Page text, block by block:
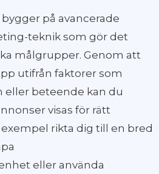
på avancerade
teknik som gör det
målgrupper. Genom att
utifrån faktorer som
eller beteende kan du
visas för rätt
rikta dig till en bred
eller använda